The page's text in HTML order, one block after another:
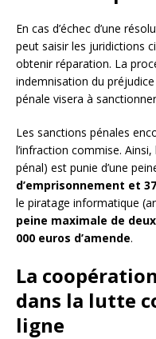
En cas d’échec d’une
peut saisir les juridictions
obtenir réparation. La
indemnisation du
pénale visera à
Les sanctions pénales
l’infraction commise.
pénal) est punie d’une
d’emprisonnement et
le piratage informatique
peine maximale de
000 euros d’amende.
La
dans la lutte
ligne